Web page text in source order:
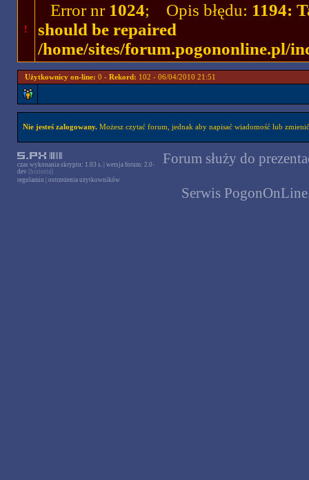
!
Error nr 1024; Opis błędu: 1194:
should be repaired
/home/sites/forum.pogononline.pl/
Użytkownicy on-line: 0 - Rekord: 102 - 06/04/2010 21:51
Nie jesteś zalogowany.Możesz czytać forum, jednak aby napisać wiadomość lub
czas wykonania skryptu: 1.03 s. | wersja forum: 2.0-
dev [historia]
regulamin
ostrzeżenia użytkowników
Forum służy do
Serwis